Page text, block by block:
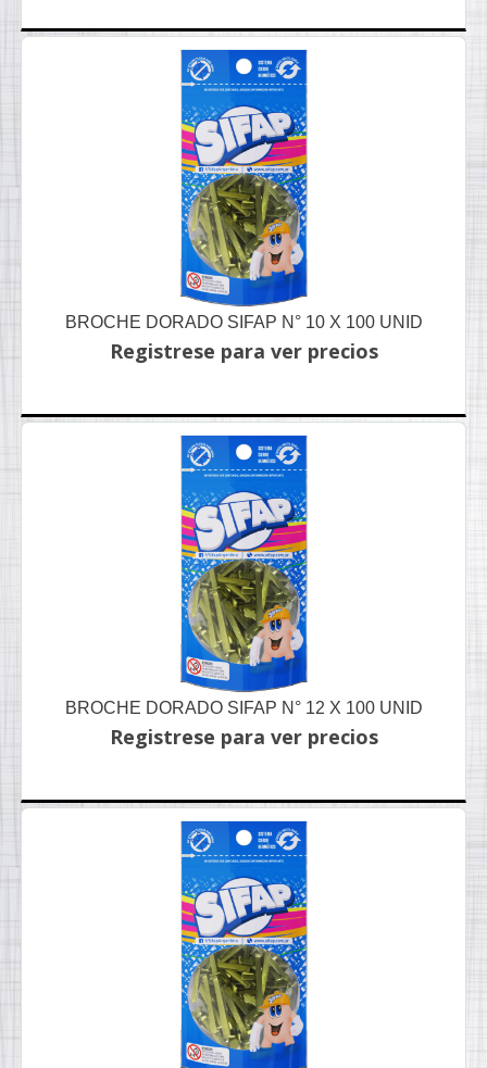
BROCHE DORADO SIFAP N° 10 X 100 UNID
Registrese para ver precios
BROCHE DORADO SIFAP N° 12 X 100 UNID
Registrese para ver precios